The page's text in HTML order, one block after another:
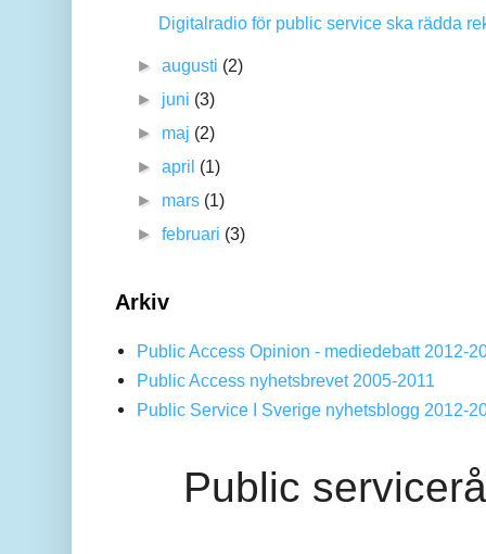
Digitalradio för public service ska rädda
►augusti (2)
► juni (3)
► maj (2)
►april (1)
► mars (1)
►februari (3)
Arkiv
Public Access Opinion - mediedebatt 2012-
Public Access nyhetsbrevet 2005-2011
Public Service I Sverige nyhetsblogg 2012-
Public